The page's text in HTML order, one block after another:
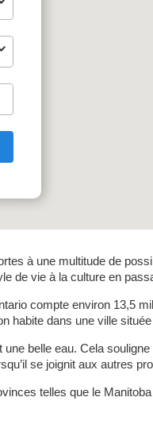
à une multitude de
de vie à la culture en
compte environ 13,5
habite dans une ville
belle eau. Cela
se joignit aux autres
telles que le